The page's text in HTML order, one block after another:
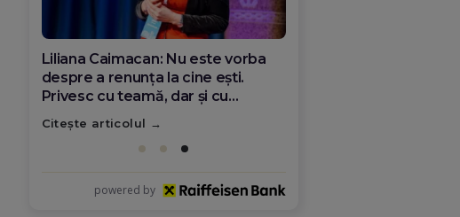
Diana Olar, românca de la Google
care demonstrează că diaspora
poate schimba România
Citește articolul
powered by